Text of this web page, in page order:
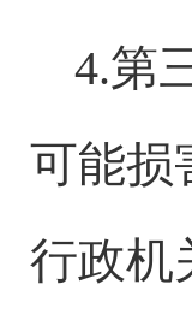
4.第
可能损
行政机